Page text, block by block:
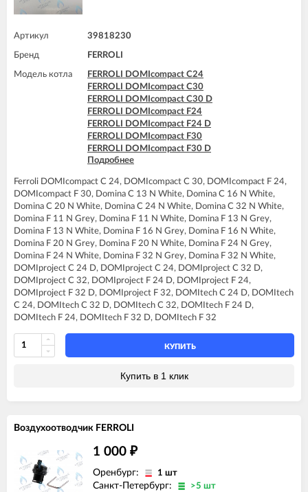
FERROLI DOMIproject F24 D
FERROLI DOMItech F24
Артикул 39818230
Бренд FERROLI
Модель котла
FERROLI DOMIcompact C24
FERROLI DOMIcompact C30
FERROLI DOMIcompact C30 D
FERROLI DOMIcompact F24
FERROLI DOMIcompact F24 D
FERROLI DOMIcompact F30
FERROLI DOMIcompact F30 D
FERROLI DOMINA C13 N
FERROLI DOMINA C20 N
FERROLI DOMINA C24 N
FERROLI DOMINA C32 N
FERROLI DOMINA F13 N
FERROLI DOMINA F16 N
FERROLI DOMINA F20 N
FERROLI DOMINA F24 N
FERROLI DOMINA F32 N
FERROLI DOMIproject C24
FERROLI DOMIproject C24 D
FERROLI DOMIproject C32
FERROLI DOMIproject C32 D
FERROLI DOMIproject F24
FERROLI DOMIproject F24 D
FERROLI DOMIproject F32
FERROLI DOMIproject F32 D
FERROLI DOMItech C24
FERROLI DOMItech F24
FERROLI DOMItech F24 D
FERROLI DOMItech F32
FERROLI DOMItech F32 D
Подробнее
Ferroli DOMIcompact C 24, DOMIcompact C 30, DOMIcompact F 24,
DOMIcompact F 30, Domina C 13 N White, Domina C 16 N White,
Domina C 20 N White, Domina C 24 N White, Domina C 32 N White,
Domina F 11 N Grey, Domina F 11 N White, Domina F 13 N Grey,
Domina F 13 N White, Domina F 16 N Grey, Domina F 16 N White,
Domina F 20 N Grey, Domina F 20 N White, Domina F 24 N Grey,
Domina F 24 N White, Domina F 32 N Grey, Domina F 32 N White,
DOMIproject C 24 D, DOMIproject C 24, DOMIproject C 32 D,
DOMIproject C 32, DOMIproject F 24 D, DOMIproject F 24,
DOMIproject F 32 D, DOMIproject F 32, DOMItech C 24 D, DOMItech
C 24, DOMItech C 32 D, DOMItech C 32, DOMItech F 24 D,
DOMItech F 24, DOMItech F 32 D, DOMItech F 32
КУПИТЬ
Купить в 1 клик
Воздухоотводчик FERROLI
1 000 ₽
Оренбург: 1 шт
Санкт-Петербург: >5 шт